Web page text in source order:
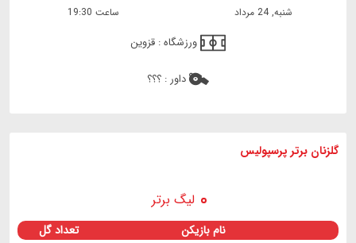
شنبه, 24 مرداد ساعت 19:30
ورزشگاه : قزوین
داور : ؟؟؟
گلزنان برتر پرسپولیس
لیگ برتر
نام بازیکن تعداد گل